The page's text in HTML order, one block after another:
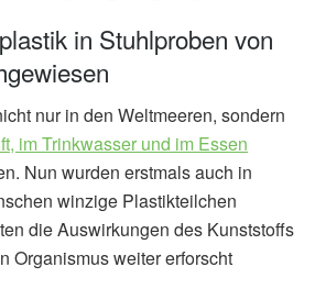
in Stuhlproben von
nur in den Weltmeeren, sondern
im Trinkwasser und im Essen
Nun wurden erstmals auch in
winzige Plastikteilchen
die Auswirkungen des Kunststoffs
Organismus weiter erforscht